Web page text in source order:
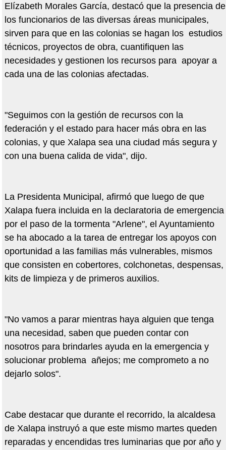
Elízabeth Morales García, destacó que la presencia de
los funcionarios de las diversas áreas municipales,
sirven para que en las colonias se hagan los estudios
técnicos, proyectos de obra, cuantifiquen las
necesidades y gestionen los recursos para apoyar a
cada una de las colonias afectadas.
"Seguimos con la gestión de recursos con la
federación y el estado para hacer más obra en las
colonias, y que Xalapa sea una ciudad más segura y
con una buena calida de vida", dijo.
La Presidenta Municipal, afirmó que luego de que
Xalapa fuera incluida en la declaratoria de emergencia
por el paso de la tormenta "Arlene", el Ayuntamiento
se ha abocado a la tarea de entregar los apoyos con
oportunidad a las familias más vulnerables, mismos
que consisten en cobertores, colchonetas, despensas,
kits de limpieza y de primeros auxilios.
"No vamos a parar mientras haya alguien que tenga
una necesidad, saben que pueden contar con
nosotros para brindarles ayuda en la emergencia y
solucionar problema añejos; me comprometo a no
dejarlo solos".
Cabe destacar que durante el recorrido, la alcaldesa
de Xalapa instruyó a que este mismo martes queden
reparadas y encendidas tres luminarias que por año y